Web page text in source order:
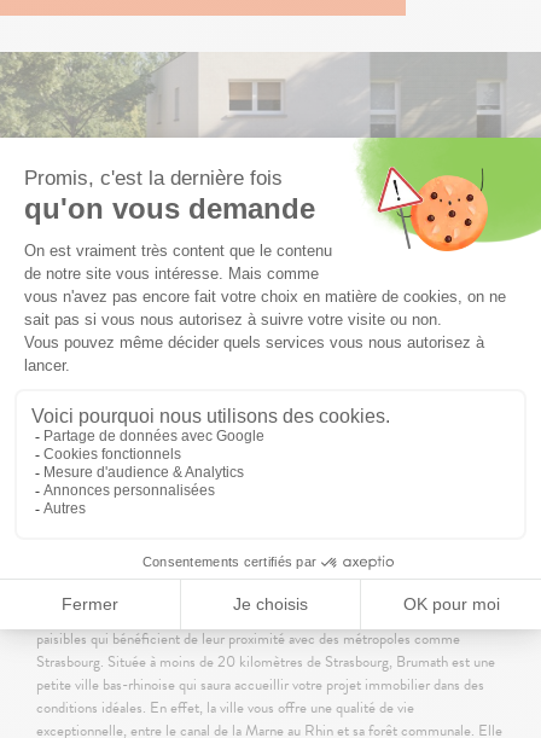
Soyez les premiers avertisdes nouveaux
programmes dans votre région :
Être informé
Maisons individuelles neuves à Brumath (67)
Forte de sa diversité culturelle, l’Alsace abrite plusieurs petites communes
paisibles qui bénéficient de leur proximité avec des métropoles comme
Strasbourg. Située à moins de 20 kilomètres de Strasbourg, Brumath est une
petite ville bas-rhinoise qui saura accueillir votre projet immobilier dans des
conditions idéales. En effet, la ville vous offre une qualité de vie
exceptionnelle, entre le canal de la Marne au Rhin et sa forêt communale. Elle